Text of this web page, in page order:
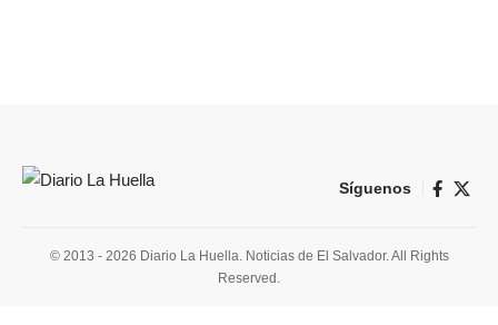
Síguenos
© 2013 - 2026 Diario La Huella. Noticias de El Salvador. All Rights
Reserved.